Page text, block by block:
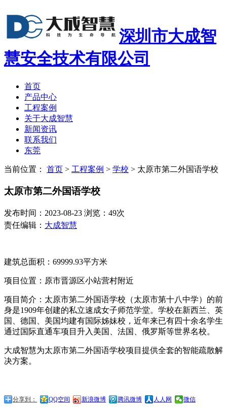
深圳市大成智
慧安全技术有限公司
首页
产品中心
工程案例
关于大成智慧
新闻资讯
联系我们
东莞
当前位置： 首页 > 工程案例 > 学校 > 太原市第二外国语学校
太原市第二外国语学校
发布时间：2023-08-23 浏览：49次
责任编辑： 大成智慧
建筑总面积：69999.93平方米
项目位置：原市晋源区小站营村附近
项目简介：太原市第二外国语学校（太原市第十八中学）的前
身是1909年创建的私立速成女子师范学堂。学校在新西兰、英
国、德国、美国均建有国际姊妹校，近年来已有四十余名学生
通过国际直通车项目升入美国、法国、俄罗斯等世界名校。
大成智慧为太原市第二外国语学校项目提供全套的智能疏散解
决方案。
分享到： QQ空间 新浪微博 腾讯微博 人人网 微信